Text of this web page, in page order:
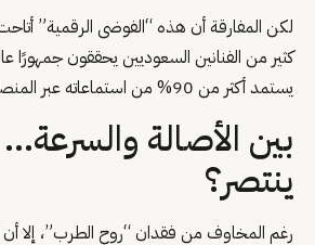
لكن المفارقة أن هذه “الفوضى الرقمية”
كثير من الفنانين السعوديين يحققون جمهورًا
يستمد أكثر من 90% من استماعاته عبر المنصات من خارج المملكة.
بين الأصالة والسرعة…
ينتصر؟
رغم المخاوف من فقدان “روح الطرب”، إلا